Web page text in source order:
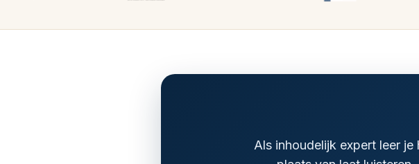
Als inhoudelijk expert leer